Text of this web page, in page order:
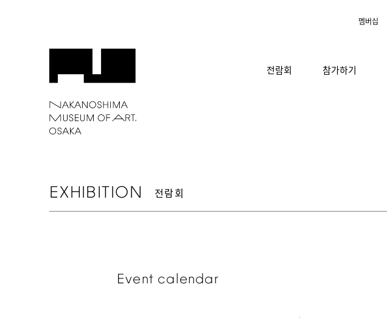
멤버십
전람회 참가하기
EXHIBITION 전람회
Event calendar